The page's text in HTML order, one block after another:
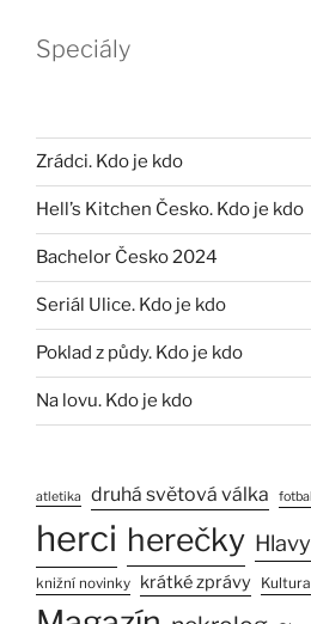
Speciály
Zrádci. Kdo je kdo
Hell’s Kitchen Česko. Kdo je kdo
Bachelor Česko 2024
Seriál Ulice. Kdo je kdo
Poklad z půdy. Kdo je kdo
Na lovu. Kdo je kdo
atletika druhá světová válka
herci herečky
knižní novinky krátké zprávy Kultura